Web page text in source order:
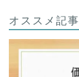
オススメ記事